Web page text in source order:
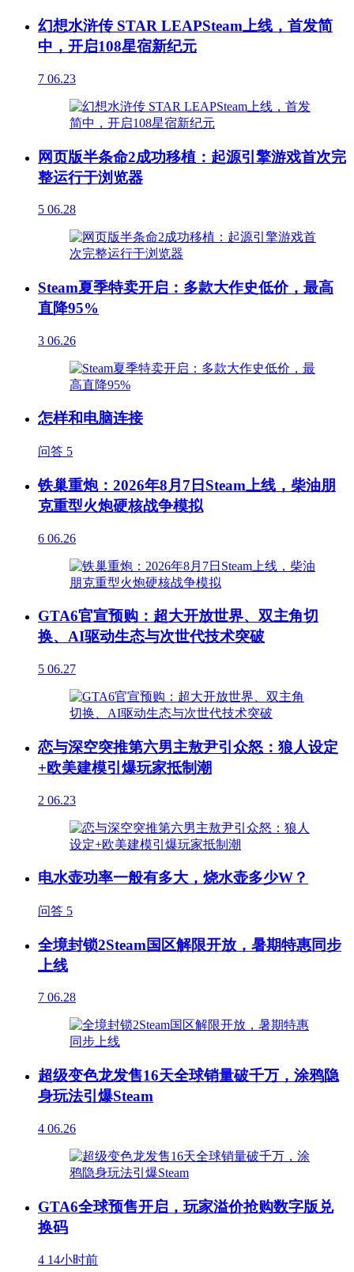
幻想水浒传 STAR LEAPSteam上线，首发简
中，开启108星宿新纪元
7 06.23
网页版半条命2成功移植：起源引擎游戏首次完
整运行于浏览器
5 06.28
Steam夏季特卖开启：多款大作史低价，最高
直降95%
3 06.26
怎样和电脑连接
问答 5
铁巢重炮：2026年8月7日Steam上线，柴油朋
克重型火炮硬核战争模拟
6 06.26
GTA6官宣预购：超大开放世界、双主角切
换、AI驱动生态与次世代技术突破
5 06.27
恋与深空突推第六男主敖尹引众怒：狼人设定
+欧美建模引爆玩家抵制潮
2 06.23
电水壶功率一般有多大，烧水壶多少W？
问答 5
全境封锁2Steam国区解限开放，暑期特惠同步
上线
7 06.28
超级变色龙发售16天全球销量破千万，涂鸦隐
身玩法引爆Steam
4 06.26
GTA6全球预售开启，玩家溢价抢购数字版兑
换码
4 14小时前